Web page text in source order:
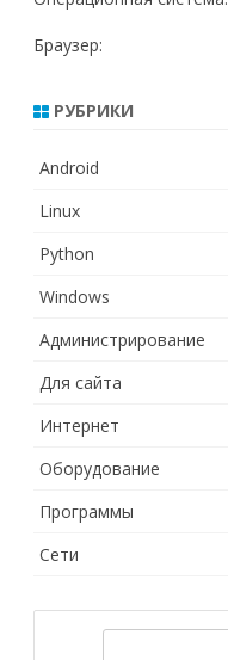
Браузер:
РУБРИКИ
Android
Linux
Python
Windows
Администрирование
Для сайта
Интернет
Оборудование
Программы
Сети